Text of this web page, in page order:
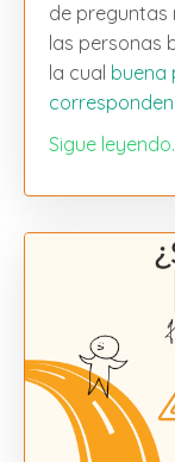
de preguntas
las personas
la cual buena
Sigue